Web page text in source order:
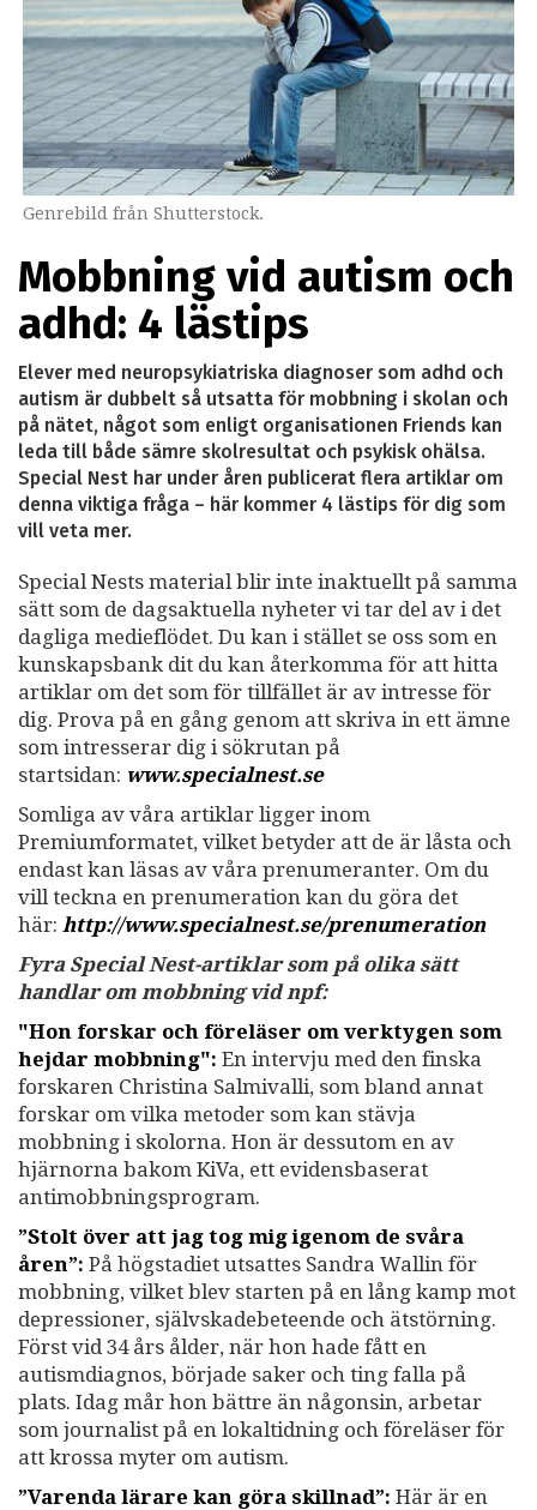
Genrebild från Shutterstock.
Mobbning vid autism och
adhd: 4 lästips
Elever med neuropsykiatriska diagnoser som adhd och
autism är dubbelt så utsatta för mobbning i skolan och
på nätet, något som enligt organisationen Friends kan
leda till både sämre skolresultat och psykisk ohälsa.
Special Nest har under åren publicerat flera artiklar om
denna viktiga fråga – här kommer 4 lästips för dig som
vill veta mer.
Special Nests material blir inte inaktuellt på samma
sätt som de dagsaktuella nyheter vi tar del av i det
dagliga medieflödet. Du kan i stället se oss som en
kunskapsbank dit du kan återkomma för att hitta
artiklar om det som för tillfället är av intresse för
dig. Prova på en gång genom att skriva in ett ämne
som intresserar dig i sökrutan på
startsidan: www.specialnest.se
Somliga av våra artiklar ligger inom
Premiumformatet, vilket betyder att de är låsta och
endast kan läsas av våra prenumeranter. Om du
vill teckna en prenumeration kan du göra det
här: http://www.specialnest.se/prenumeration
Fyra Special Nest-artiklar som på olika sätt
handlar om mobbning vid npf:
"Hon forskar och föreläser om verktygen som
hejdar mobbning": En intervju med den finska
forskaren Christina Salmivalli, som bland annat
forskar om vilka metoder som kan stävja
mobbning i skolorna. Hon är dessutom en av
hjärnorna bakom KiVa, ett evidensbaserat
antimobbningsprogram.
”Stolt över att jag tog mig igenom de svåra
åren”: På högstadiet utsattes Sandra Wallin för
mobbning, vilket blev starten på en lång kamp mot
depressioner, självskadebeteende och ätstörning.
Först vid 34 års ålder, när hon hade fått en
autismdiagnos, började saker och ting falla på
plats. Idag mår hon bättre än någonsin, arbetar
som journalist på en lokaltidning och föreläser för
att krossa myter om autism.
”Varenda lärare kan göra skillnad”: Här är en